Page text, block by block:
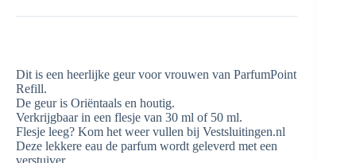
Dit is een heerlijke geur voor vrouwen van ParfumPoint
Refill.
De geur is Oriëntaals en houtig.
Verkrijgbaar in een flesje van 30 ml of 50 ml.
Flesje leeg? Kom het weer vullen bij Vestsluitingen.nl
Deze lekkere eau de parfum wordt geleverd met een
verstuiver.